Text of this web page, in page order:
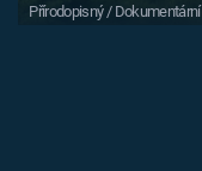
Přírodopisný / Dokumentární